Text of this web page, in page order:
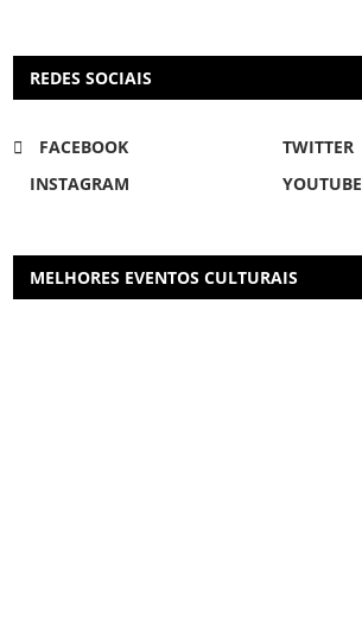
REDES SOCIAIS
FACEBOOK
TWITTER
INSTAGRAM
YOUTUBE
MELHORES EVENTOS CULTURAIS